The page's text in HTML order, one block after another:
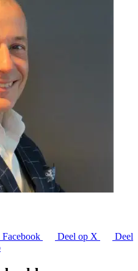
Deel op X
Deel